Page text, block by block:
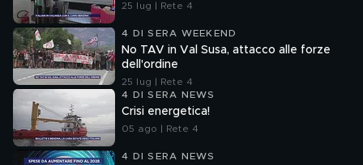
25 lug | Rete 4
4 DI SERA WEEKEND
No TAV in Val Susa, attacco alle forze
dell'ordine
25 lug | Rete 4
4 DI SERA NEWS
Crisi energetica!
05 ago | Rete 4
4 DI SERA NEWS